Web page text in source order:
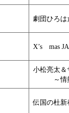
劇団ひろ
X’s mas
小松亮太＆
～情熱
伝国の杜